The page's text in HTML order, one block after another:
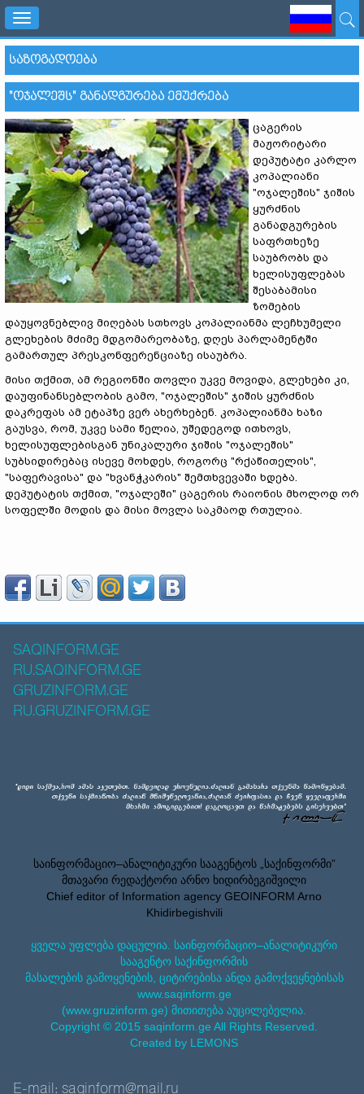
Toggle
navigation
ᲡᲐᲖᲝᲒᲐᲓᲝᲔᲑᲐ
"ᲝᲯᲐᲚᲔᲨᲡ" ᲒᲐᲜᲐᲓᲒᲣᲠᲔᲑᲐ ᲔᲛᲣᲥᲠᲔᲑᲐ
ცაგერის
მაჟორიტარი
დეპუტატი კარლო
კოპალიანი
"ოჯალეშის" ჯიშის
ყურძნის
განადგურების
საფრთხეზე
საუბრობს და
ხელისუფლებას
შესაბამისი
ზომების
დაუყოვნებლივ მიღებას სთხოვს კოპალიანმა ლეჩხუმელი
გლეხების მძიმე მდგომარეობაზე, დღეს პარლამენტში
გამართულ პრესკონფერენციაზე ისაუბრა.
მისი თქმით, ამ რეგიონში თოვლი უკვე მოვიდა, გლეხები კი,
დაუფინანსებლობის გამო, "ოჯალეშის" ჯიშის ყურძნის
დაკრეფას ამ ეტაპზე ვერ ახერხებენ. კოპალიანმა ხაზი
გაუსვა, რომ, უკვე სამი წელია, უშედეგოდ ითხოვს,
ხელისუფლებისგან უნიკალური ჯიშის "ოჯალეშის"
სუბსიდირებაც ისევე მოხდეს, როგორც "რქაწითელის",
"საფერავისა" და "ხვანჭკარის" შემთხვევაში ხდება.
დეპუტატის თქმით, "ოჯალეში" ცაგერის რაიონის მხოლოდ ორ
სოფელში მოდის და მისი მოვლა საკმაოდ რთულია.
SAQINFORM.GE
RU.SAQINFORM.GE
GRUZINFORM.GE
RU.GRUZINFORM.GE
საინფორმაციო–ანალიტიკური სააგენტოს „საქინფორმი”
მთავარი რედაქტორი არნო ხიდირბეგიშვილი
Chief editor of Information agency GEOINFORM Arno
Khidirbegishvili
ყველა უფლება დაცულია. საინფორმაციო–ანალიტიკური
სააგენტო საქინფორმის
მასალების გამოყენების, ციტირებისა ანდა გამოქვეყნებისას
www.saqinform.ge
(www.gruzinform.ge) მითითება აუცილებელია.
Copyright © 2015 saqinform.ge All Rights Reserved.
Created by LEMONS
E-mail: saqinform@mail.ru